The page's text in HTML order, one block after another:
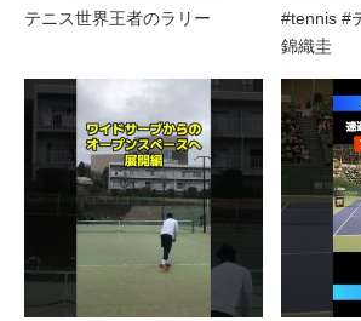
テニス世界王者のラリー
#tennis #
錦織圭